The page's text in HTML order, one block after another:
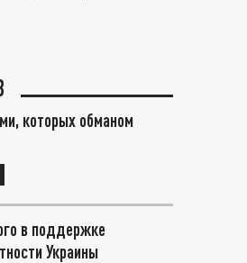
которых обманом
в поддержке
Украины